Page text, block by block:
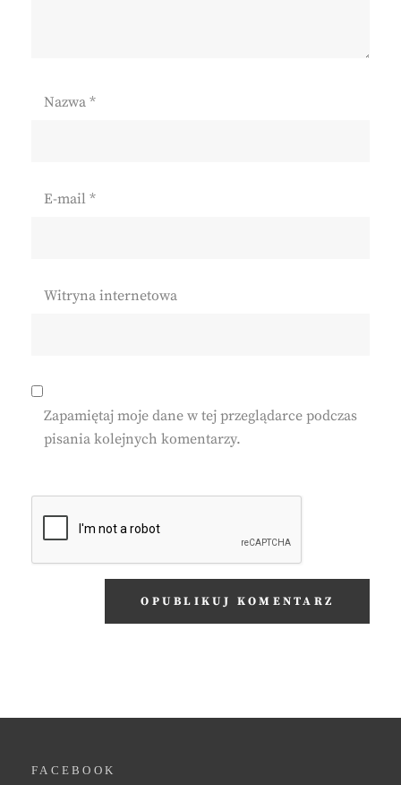
Nazwa *
E-mail *
Witryna internetowa
Zapamiętaj moje dane w tej przeglądarce podczas
pisania kolejnych komentarzy.
FACEBOOK